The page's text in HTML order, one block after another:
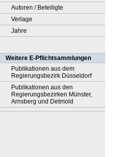
Autoren / Beteiligte
Verlage
Jahre
Weitere E-Pflichtsammlungen
Publikationen aus dem
Regierungsbezirk Düsseldorf
Publikationen aus den
Regierungsbezirken Münster,
Arnsberg und Detmold